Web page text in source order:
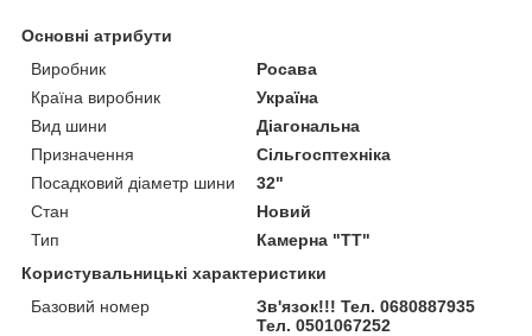
Основні атрибути
Виробник
Росава
Країна виробник
Україна
Вид шини
Діагональна
Призначення
Сільгосптехніка
Посадковий діаметр шини
32"
Стан
Новий
Тип
Камерна "TT"
Користувальницькі характеристики
Базовий номер
Зв'язок!!! Тел. 0680887935
Тел. 0501067252